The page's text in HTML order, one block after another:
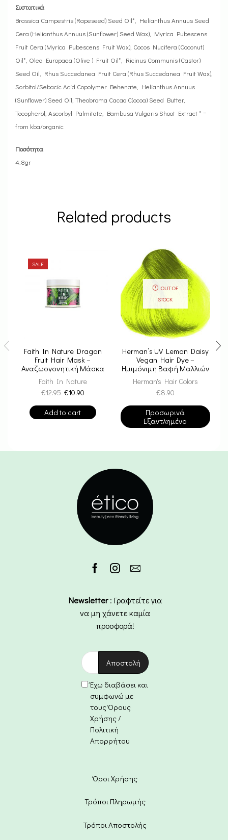
Συστατικά
Brassica Campestris (Rapeseed) Seed Oil*, Helianthus Annuus Seed
Cera (Helianthus Annuus (Sunflower) Seed Wax), Myrica Pubescens
Fruit Cera (Myrica Pubescens Fruit Wax), Cocos Nucifera (Coconut)
Oil*, Olea Europaea (Olive ) Fruit Oil*, Ricinus Communis (Castor)
Seed Oil, Rhus Succedanea Fruit Cera (Rhus Succedanea Fruit Wax),
Sorbitol/Sebacic Acid Copolymer Behenate, Helianthus Annuus
(Sunflower) Seed Oil, Theobroma Cacao C(ocoa) Seed Butter,
Tocopherol, Ascorbyl Palmitate, Bambusa Vulgaris Shoot Extract * =
from kba/organic
Ποσότητα
4.8gr
Related products
SALE
Faith In Nature Dragon
Fruit Hair Mask –
Αναζωογονητική Μάσκα
Μαλλιών 300ml
Faith In Nature
€12.95 €10.90
Add to cart
OUT OF
STOCK
Herman’s UV Lemon Daisy
Vegan Hair Dye –
Ημιμόνιμη Βαφή Μαλλιών
Herman's Hair Colors
€8.90
Προσωρινά
Εξαντλημένο
Newsletter: Γραφτείτε για
να μη χάνετε καμία
προσφορά!
Έχω διαβάσει και
συμφωνώ με
τους Όρους
Χρήσης /
Πολιτική
Απορρήτου
Όροι Χρήσης
Τρόποι Πληρωμής
Τρόποι Αποστολής